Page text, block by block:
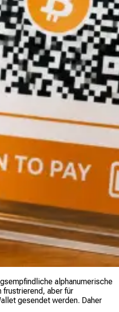
alphanumerische
frustrierend, aber für
gesendet werden. Daher